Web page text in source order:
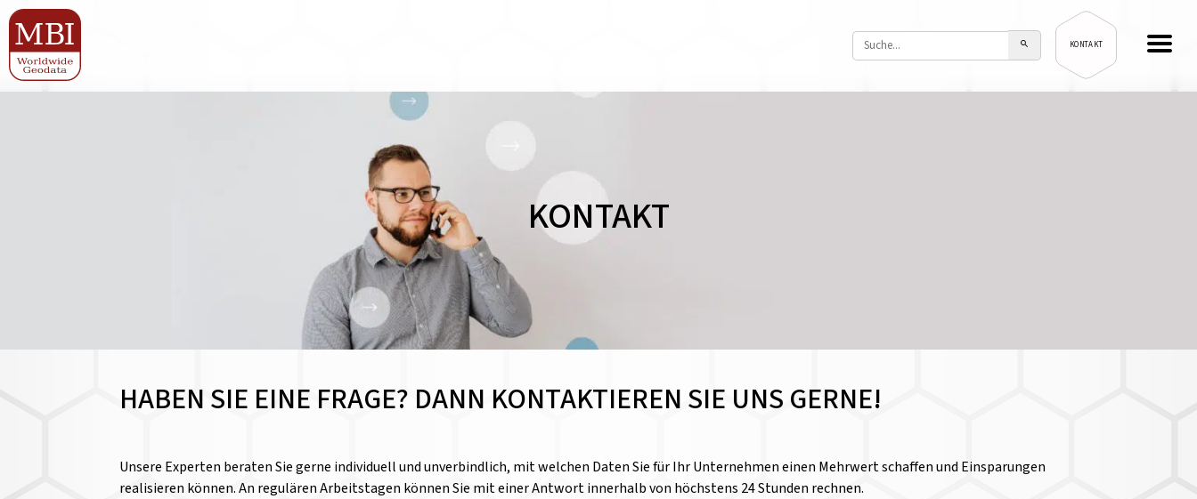
KONTAKT
KONTAKT
HABEN SIE EINE FRAGE? DANN KONTAKTIEREN SIE UNS GERNE!
Unsere Experten beraten Sie gerne individuell und unverbindlich, mit welchen Daten Sie für Ihr Unternehmen einen Mehrwert schaffen und Einsparungen
realisieren können. An regulären Arbeitstagen können Sie mit einer Antwort innerhalb von höchstens 24 Stunden rechnen.